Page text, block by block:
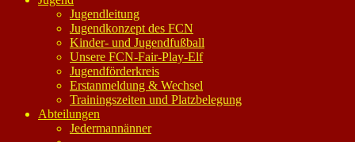
Jugendleitung
Jugendkonzept des FCN
Kinder- und Jugendfußball
Unsere FCN-Fair-Play-Elf
Jugendförderkreis
Erstanmeldung & Wechsel
Trainingszeiten und Platzbelegung
Abteilungen
Jedermannänner